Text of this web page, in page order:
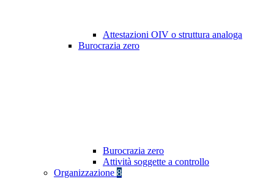
Attestazioni OIV o struttura analoga
Burocrazia zero
Burocrazia zero
Attività soggette a controllo
Organizzazione 8